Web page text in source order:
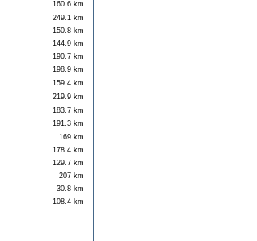
160.6 km
249.1 km
150.8 km
144.9 km
190.7 km
198.9 km
159.4 km
219.9 km
183.7 km
191.3 km
169 km
178.4 km
129.7 km
207 km
30.8 km
108.4 km